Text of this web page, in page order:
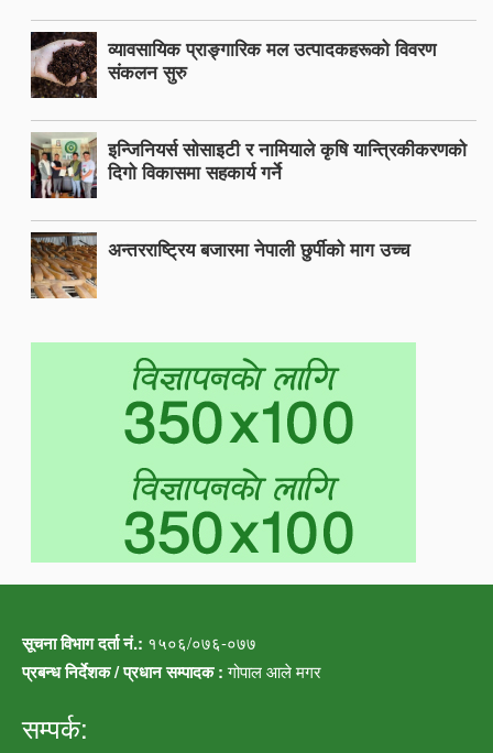
व्यावसायिक प्राङ्गारिक मल उत्पादकहरूको विवरण
संकलन सुरु
इन्जिनियर्स सोसाइटी र नामियाले कृषि यान्त्रिकीकरणको
दिगो विकासमा सहकार्य गर्ने
अन्तरराष्ट्रिय बजारमा नेपाली छुर्पीको माग उच्च
सूचना विभाग दर्ता नं.: १५०६/०७६-०७७
प्रबन्ध निर्देशक / प्रधान सम्पादक :गोपाल आले मगर
सम्पर्क: